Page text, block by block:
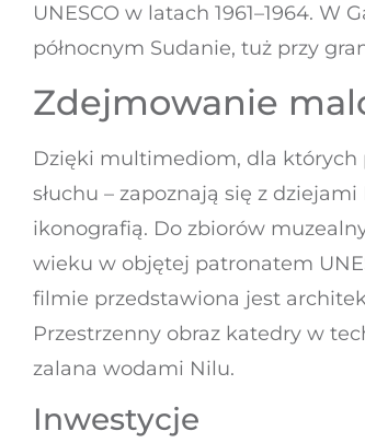
UNESCO w latach 1961–1964.
północnym Sudanie, tuż przy
Zdejmowanie
Dzięki multimediom, dla których
słuchu – zapoznają się z
ikonografią. Do zbiorów
wieku w objętej patronatem
filmie przedstawiona jest
Przestrzenny obraz katedry w
zalana wodami Nilu.
Inwestycje